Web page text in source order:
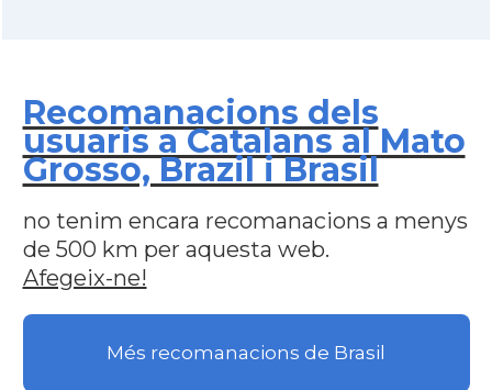
Recomanacions dels
usuaris a Catalans al Mato
Grosso, Brazil i Brasil
no tenim encara recomanacions a menys
de 500 km per aquesta web.
Afegeix-ne!
Més recomanacions de Brasil